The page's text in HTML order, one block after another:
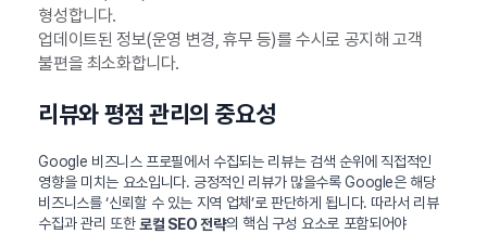
형성합니다.
업데이트된 정보(운영 변경, 휴무 등)를 수시로 공지해 고객
불편을 최소화합니다.
리뷰와 평점 관리의 중요성
Google 비즈니스 프로필에서 수집되는 리뷰는 검색 순위에 직접적인
영향을 미치는 요소입니다. 긍정적인 리뷰가 많을수록 Google은 해당
비즈니스를 ‘신뢰할 수 있는 지역 업체’로 판단하게 됩니다. 따라서 리뷰
수집과 관리 또한로컬 SEO 전략의 핵심 구성 요소로 포함되어야